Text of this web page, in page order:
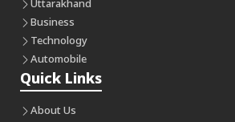
Uttarakhand
Business
Technology
Automobile
Quick Links
About Us